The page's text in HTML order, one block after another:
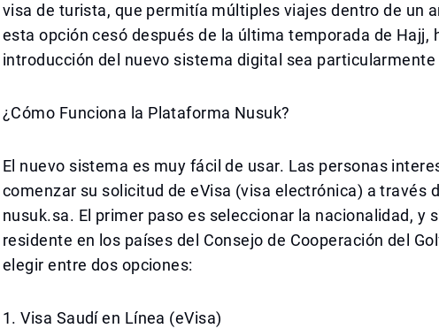
visa de turista, que permitía múltiples viajes dentro de un
esta opción cesó después de la última temporada de Hajj,
introducción del nuevo sistema digital sea particularmente
¿Cómo Funciona la Plataforma Nusuk?
El nuevo sistema es muy fácil de usar. Las personas
comenzar su solicitud de eVisa (visa electrónica) a través
nusuk.sa. El primer paso es seleccionar la nacionalidad, y
residente en los países del Consejo de Cooperación del
elegir entre dos opciones:
1. Visa Saudí en Línea (eVisa)